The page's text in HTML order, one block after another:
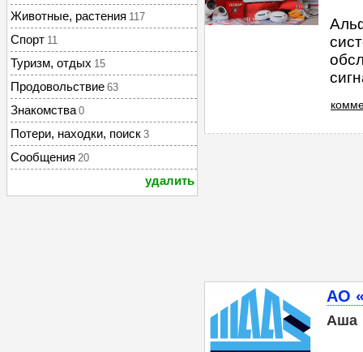
Животные, растения 117
Спорт 11
Туризм, отдых 15
Продовольствие 63
Знакомства 0
Потери, находки, поиск 3
Сообщения 20
удалить
АО
Аша